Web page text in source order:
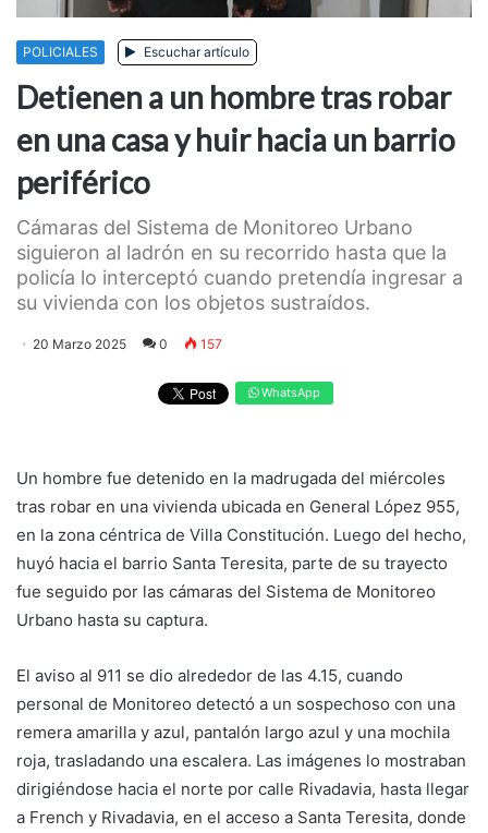
POLICIALES Escuchar artículo
Detienen a un hombre tras robar
en una casa y huir hacia un barrio
periférico
Cámaras del Sistema de Monitoreo Urbano
siguieron al ladrón en su recorrido hasta que la
policía lo interceptó cuando pretendía ingresar a
su vivienda con los objetos sustraídos.
20 Marzo 2025 0 157
WhatsApp
Un hombre fue detenido en la madrugada del miércoles
tras robar en una vivienda ubicada en General López 955,
en la zona céntrica de Villa Constitución. Luego del hecho,
huyó hacia el barrio Santa Teresita, parte de su trayecto
fue seguido por las cámaras del Sistema de Monitoreo
Urbano hasta su captura.
El aviso al 911 se dio alrededor de las 4.15, cuando
personal de Monitoreo detectó a un sospechoso con una
remera amarilla y azul, pantalón largo azul y una mochila
roja, trasladando una escalera. Las imágenes lo mostraban
dirigiéndose hacia el norte por calle Rivadavia, hasta llegar
a French y Rivadavia, en el acceso a Santa Teresita, donde